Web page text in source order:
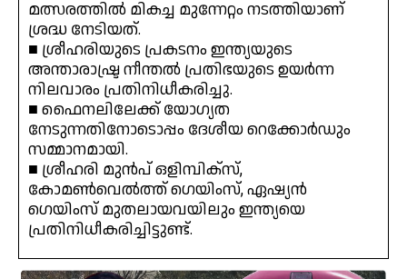
മത്സരത്തിൽ മികച്ച മുന്നേറ്റം നടത്തിയാണ്
ശ്രദ്ധ നേടിയത്.
■ ശ്രീഹരിയുടെ പ്രകടനം ഇന്ത്യയുടെ
അന്താരാഷ്ട്ര നീന്തൽ പ്രതിഭയുടെ ഉയർന്ന
നിലവാരം പ്രതിനിധീകരിച്ചു.
■ ഫൈനലിലേക്ക് യോഗ്യത
നേടുന്നതിനോടൊപ്പം ദേശീയ റെക്കോർഡും
സമ്മാനമായി.
■ ശ്രീഹരി മുൻപ് ഒളിമ്പിക്‌സ്,
കോമൺവെൽത്ത് ഗെയിംസ്, ഏഷ്യൻ
ഗെയിംസ് മുതലായവയിലും ഇന്ത്യയെ
പ്രതിനിധീകരിച്ചിട്ടുണ്ട്.